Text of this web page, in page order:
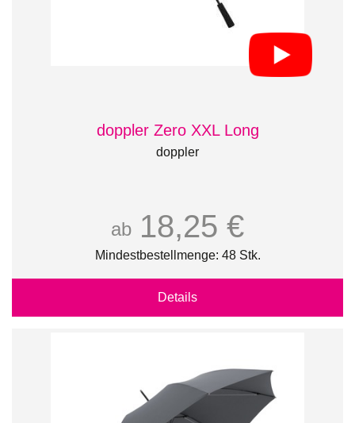
doppler Zero XXL Long
doppler
ab 18,25 €
Mindestbestellmenge: 48 Stk.
Details